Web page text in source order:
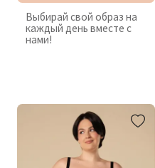
Выбирай свой образ на
каждый день вместе с
нами!